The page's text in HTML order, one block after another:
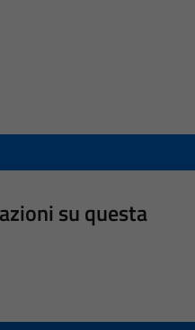
su questa